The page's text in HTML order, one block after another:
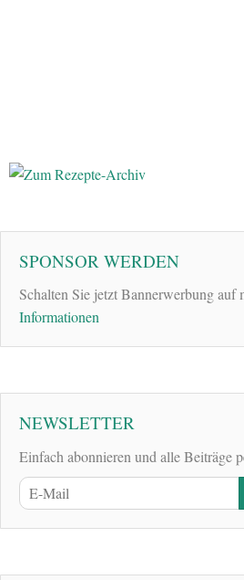
SPONSOR WERDEN
Schalten Sie jetzt Bannerwerbung auf
Informationen
NEWSLETTER
Einfach abonnieren und alle Beiträge